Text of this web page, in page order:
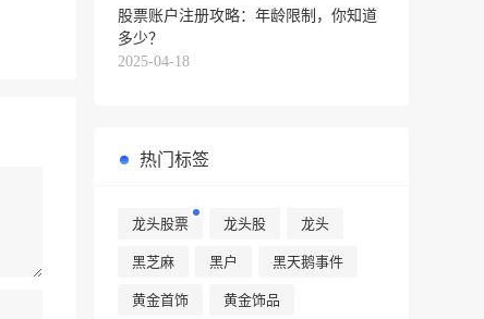
股票账户注册攻略：年龄限制，你知道
多少？
2025-04-18
热门标签
龙头股票 龙头股 龙头
黑芝麻 黑户 黑天鹅事件
黄金首饰 黄金饰品